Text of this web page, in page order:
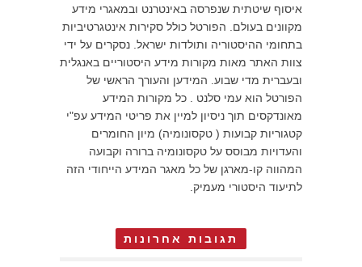
איסוף שיטתית שנפרסה באינטרנט ובמאגרי מידע
מקוונים בעולם. הפורטל כולל סקירות אינטגרטיביות
בתחומי ההיסטוריה ותולדות ישראל. נסקרים על ידי
צוות האתר מאות מקורות מידע היסטוריים באנגלית
ובעברית מדי שבוע. המידען והעורך הראשי של
הפורטל הוא עמי סלנט . כל מקורות המידע
מאונדקסים תוך ניסיון למיין את פריטי המידע עפ"י
קטגוריות קבועות ( טקסונומיה) מיון החומרים
והעדויות מבוסס על טקסונומיה ברורה וקבועה
המהווה קו-מארגן של כל מאגר המידע הייחודי הזה
לתיעוד היסטורי מעמיק.
תגובות אחרונות